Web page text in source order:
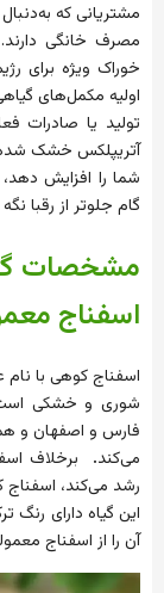
مشتریانی که
مصرف خانگی
خوراک ویژه برای
اولیه مکمل‌های
تولید یا صادرات
آتریپلکس خشک شده
شما را افزایش
گام جلوتر از رقبا نگه
مشخصات
اسفناج
شوری و خشکی است.
فارس و اصفهان و
می‌کند.
برخلاف
رشد می‌کند،
این گیاه دارای رنگ
آن را از اسفناج